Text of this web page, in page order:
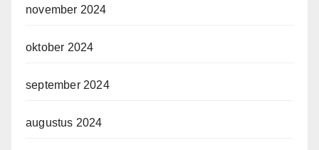
november 2024
oktober 2024
september 2024
augustus 2024